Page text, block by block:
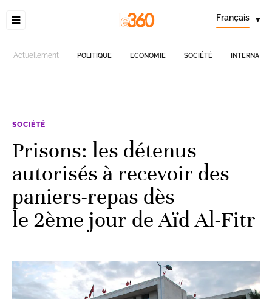
Français ▾
Actuellement POLITIQUE ECONOMIE SOCIÉTÉ
SOCIÉTÉ
Prisons: les détenus
autorisés à recevoir des
paniers-repas dès
le 2ème jour de Aïd Al-Fitr